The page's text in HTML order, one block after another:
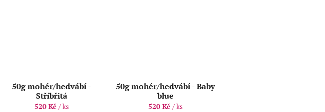
50g mohér/hedvábí -
Stříbřitá
520 Kč/ ks
50g mohér/hedvábí - Baby
blue
520 Kč / ks